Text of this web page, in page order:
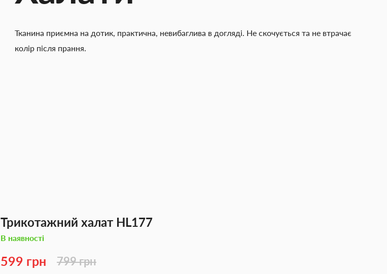
Тканина приємна на дотик, практична, невибаглива в догляді. Не скочується та не втрачає
колір після прання.
Трикотажний халат HL177
В наявності
599 грн 799 грн